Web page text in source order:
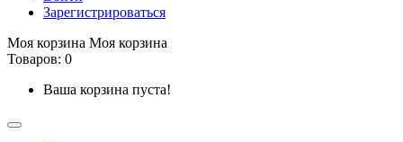
Зарегистрироваться
Моя корзина Моя корзина
Товаров: 0
Ваша корзина пуста!